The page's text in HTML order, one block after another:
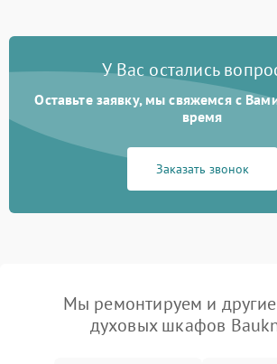
У Вас остались
Оставьте заявку, мы свяжемся с
время
Заказать звонок
Мы ремонтируем и
духовых шкафов